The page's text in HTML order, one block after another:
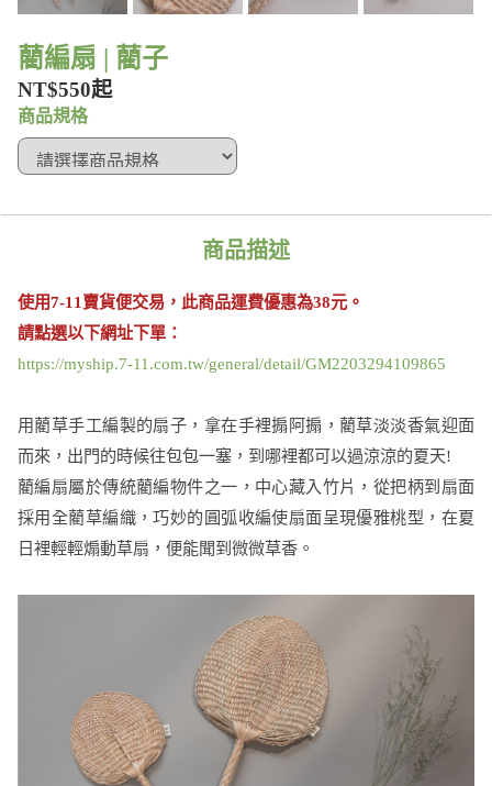
藺編扇 | 藺子
NT$550起
商品規格
商品描述
使用7-11賣貨便交易 ，此商品運費優惠為38元。
請點選以下網址下單：
https://myship.7-11.com.tw/general/detail/GM2203294109865
用藺草手工編製的扇子，拿在手裡搧阿搧，藺草淡淡香氣迎面
而來，出門的時候往包包一塞，到哪裡都可以過涼涼的夏天!
藺編扇屬於傳統藺編物件之一，中心藏入竹片，從把柄到扇面
採用全藺草編織，巧妙的圓弧收編使扇面呈現優雅桃型，在夏
日裡輕輕煽動草扇，便能聞到微微草香。